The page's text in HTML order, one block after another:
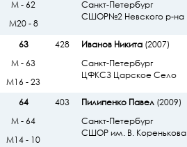
Санкт-Петербург
СШОР№2 Невского р-на
М - 62
М20 - 8
63
428 Иванов Никита(2007)
Санкт-Петербург
ЦФКСЗ Царское Село
М - 63
М16 - 23
64
403 Пилипенко Павел(2009)
Санкт-Петербург
СШОР им. В. Коренькова
М - 64
М14 - 10